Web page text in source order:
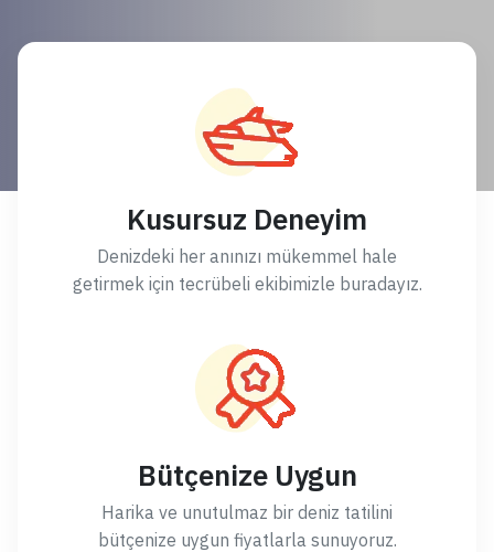
Kusursuz Deneyim
Denizdeki her anınızı mükemmel hale
getirmek için tecrübeli ekibimizle buradayız.
Bütçenize Uygun
Harika ve unutulmaz bir deniz tatilini
bütçenize uygun fiyatlarla sunuyoruz.